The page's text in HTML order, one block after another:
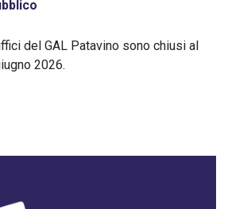
del GAL Patavino sono chiusi al
2026.